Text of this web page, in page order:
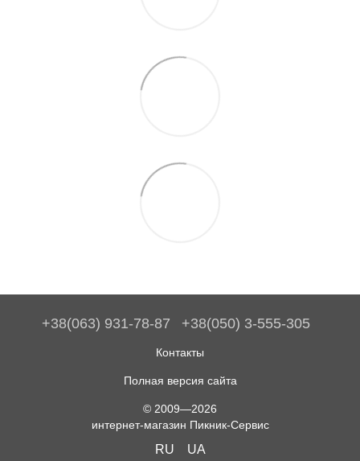
+38(063) 931-78-87 +38(050) 3-555-305
Контакты
Полная версия сайта
© 2009—2026
интернет-магазин Пикник-Сервис
RU UA